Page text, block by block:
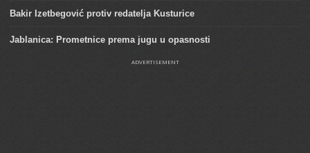
Bakir Izetbegović protiv redatelja Kusturice
Jablanica: Prometnice prema jugu u opasnosti
ADVERTISEMENT